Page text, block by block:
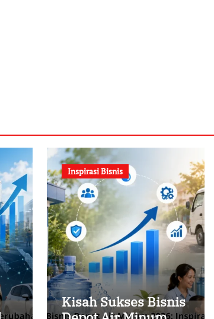
Inspirasi Bisnis
Kisah Sukses Bisnis